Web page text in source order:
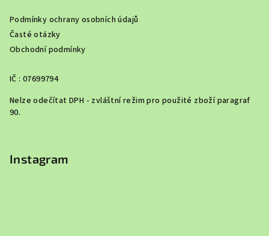
Podmínky ochrany osobních údajů
Časté otázky
Obchodní podmínky
IČ : 07699794
Nelze odečítat DPH - zvláštní režim pro použité zboží paragraf
90.
Instagram